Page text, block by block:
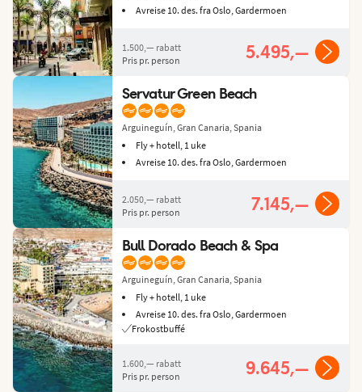
Avreise 10. des. fra Oslo, Gardermoen
1.500,— rabatt
Pris pr. person
5.495,—
Servatur Green Beach
Arguineguín, Gran Canaria, Spania
Fly + hotell, 1 uke
Avreise 10. des. fra Oslo, Gardermoen
2.050,— rabatt
Pris pr. person
7.145,—
Bull Dorado Beach & Spa
Arguineguín, Gran Canaria, Spania
Fly + hotell, 1 uke
Avreise 10. des. fra Oslo, Gardermoen
Frokostbuffé
1.600,— rabatt
Pris pr. person
9.645,—